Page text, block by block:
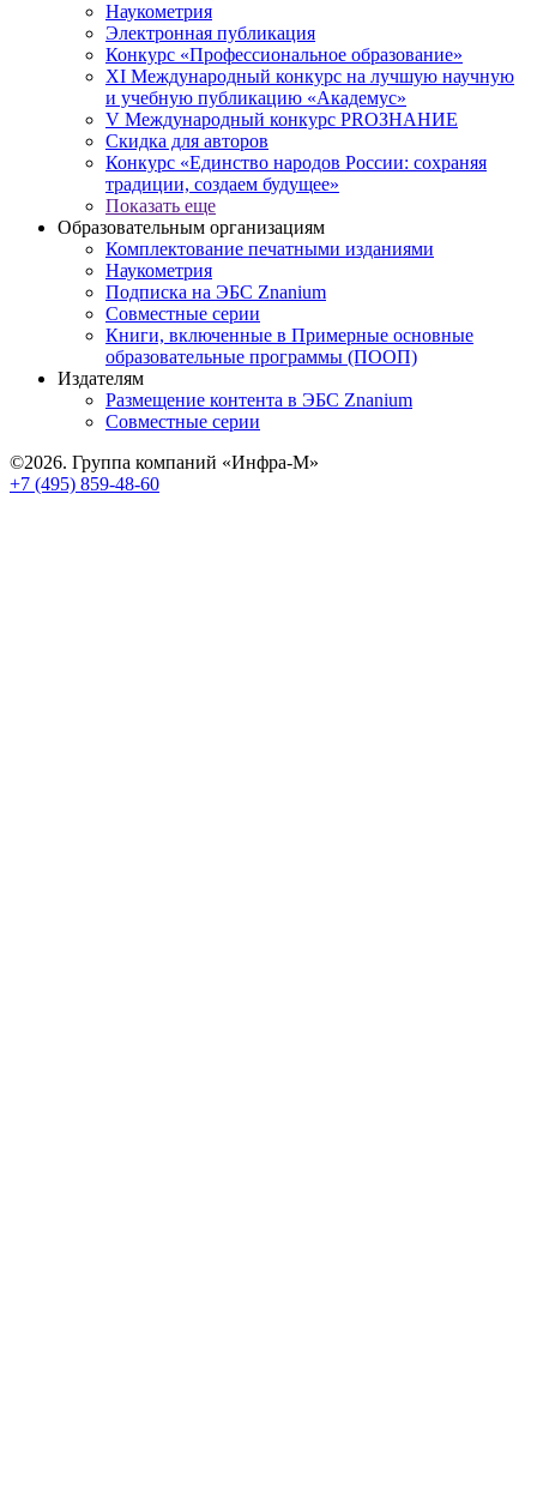
Наукометрия
Электронная публикация
Конкурс «Профессиональное образование»
XI Международный конкурс на лучшую научную
и учебную публикацию «Академус»
V Международный конкурс PROЗНАНИЕ
Скидка для авторов
Конкурс «Единство народов России: сохраняя
традиции, создаем будущее»
Показать еще
Образовательным организациям
Комплектование печатными изданиями
Наукометрия
Подписка на ЭБС Znanium
Совместные серии
Книги, включенные в Примерные основные
образовательные программы (ПООП)
Издателям
Размещение контента в ЭБС Znanium
Совместные серии
©2026. Группа компаний «Инфра-М»
+7 (495) 859-48-60